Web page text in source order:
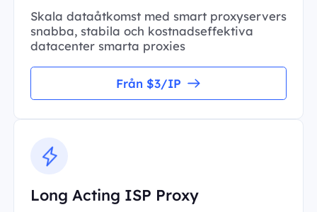
Skala dataåtkomst med smart proxyservers
snabba, stabila och kostnadseffektiva
datacenter smarta proxies
Från $3/IP
Long Acting ISP Proxy